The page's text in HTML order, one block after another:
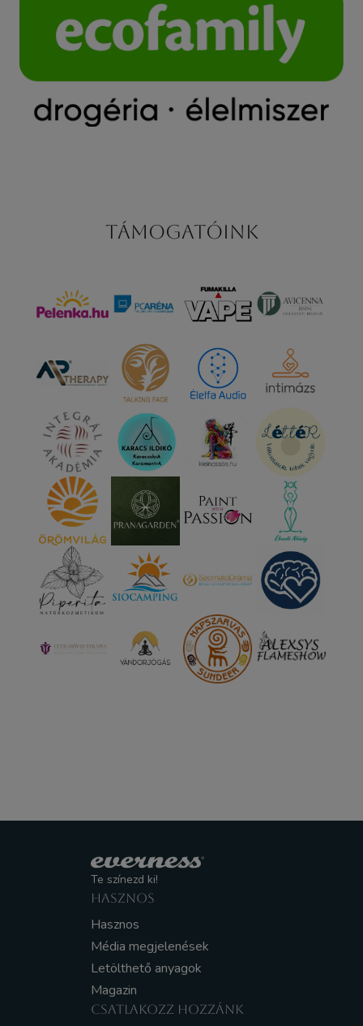
Támogatóink
Te színezd ki!
HASZNOS
Hasznos
Média megjelenések
Letölthető anyagok
Magazin
CSATLAKOZZ HOZZÁNK